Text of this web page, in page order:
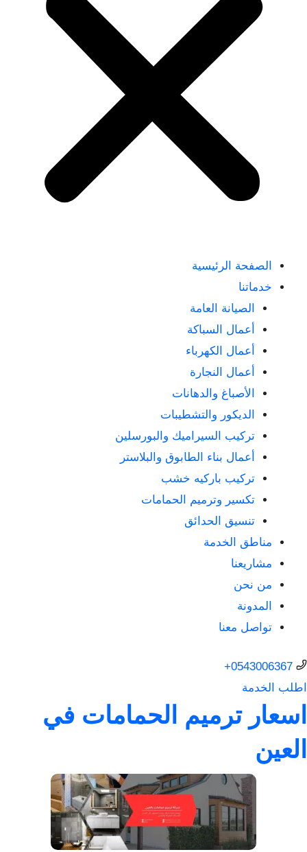
الصفحة الرئيسية
خدماتنا
الصيانة العامة
أعمال السباكة
أعمال الكهرباء
أعمال النجارة
الأصباغ والدهانات
الديكور والتشطيبات
تركيب السيراميك والبورسلين
أعمال بناء الطابوق والبلاستر
تركيب باركيه خشب
تكسير وترميم الحمامات
تنسيق الحدائق
مناطق الخدمة
مشاريعنا
من نحن
المدونة
تواصل معنا
0543006367+
اطلب الخدمة
اسعار ترميم الحمامات في
العين